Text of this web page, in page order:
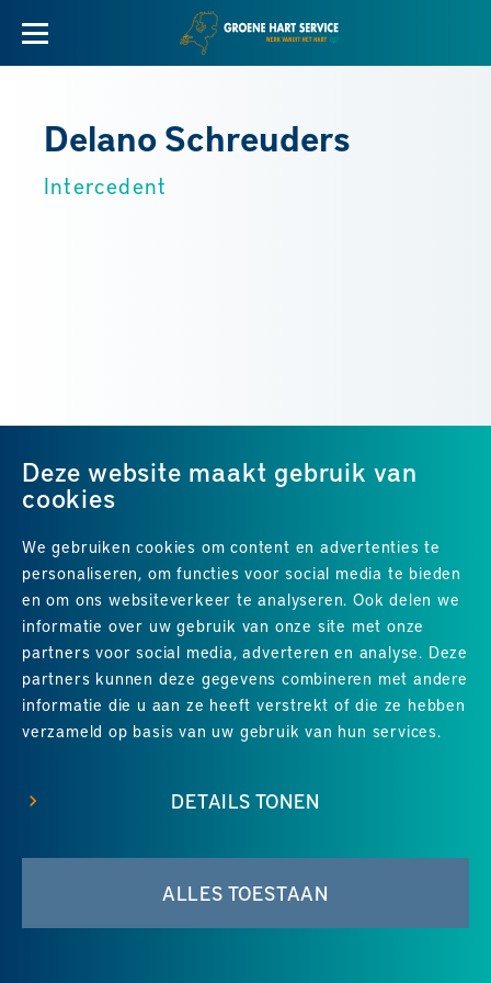
Deze website maakt gebruik van
cookies
We gebruiken cookies om content en advertenties te
personaliseren, om functies voor social media te bieden
en om ons websiteverkeer te analyseren. Ook delen we
informatie over uw gebruik van onze site met onze
partners voor social media, adverteren en analyse. Deze
partners kunnen deze gegevens combineren met andere
informatie die u aan ze heeft verstrekt of die ze hebben
verzameld op basis van uw gebruik van hun services.
DETAILS TONEN
ALLES TOESTAAN
Delano Schreuders
Intercedent
Uitstekend 4.8uit 5 van24Google-reviews
© 2026 Groene Hart Service • Disclaimer